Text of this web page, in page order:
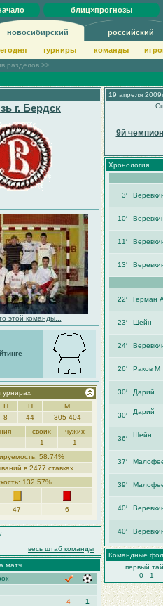
блиц×прогнозы
новосибирский российский
турниры команды
разделов >>
г. Бердск
этой команды...
Н П
М
8 44
305-404
своих
чужих
1
1
58.74%
в 2477 ставках
132.57%
47 6
весь штаб команды
матч
4
1
19 апреля
9й
Хронология
3′
10′
11′
13′
22′ Герман
23′ Шейн
24′
26′ Раков М
30′ Дарий
30′ Дарий
36′ Шейн
37′
39′
40′
40′
Командные
первый
0 - 1